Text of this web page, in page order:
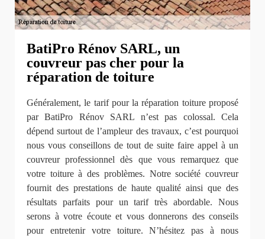
BatiPro Rénov SARL, un
couvreur pas cher pour la
réparation de toiture
Généralement, le tarif pour la réparation toiture proposé
par BatiPro Rénov SARL n’est pas colossal. Cela
dépend surtout de l’ampleur des travaux, c’est pourquoi
nous vous conseillons de tout de suite faire appel à un
couvreur professionnel dès que vous remarquez que
votre toiture à des problèmes. Notre société couvreur
fournit des prestations de haute qualité ainsi que des
résultats parfaits pour un tarif très abordable. Nous
serons à votre écoute et vous donnerons des conseils
pour entretenir votre toiture. N’hésitez pas à nous